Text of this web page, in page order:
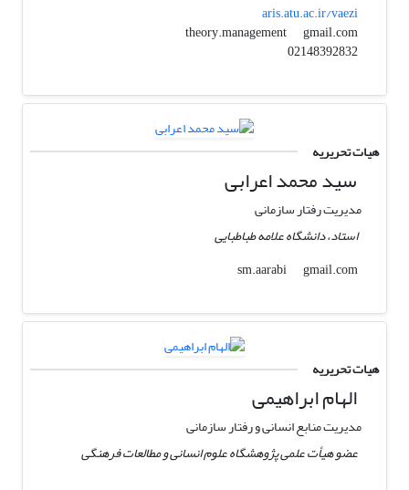
aris.atu.ac.ir/vaezi
theory.management
gmail.com
02148392832
هیات تحریریه
سید محمد اعرابی
مدیریت رفتار سازمانی
استاد، دانشگاه علامه طباطبایی
sm.aarabi
gmail.com
هیات تحریریه
الهام ابراهیمی
مدیریت منابع انسانی و رفتار سازمانی
عضو هیأت علمی پژوهشگاه علوم انسانی و مطالعات فرهنگی